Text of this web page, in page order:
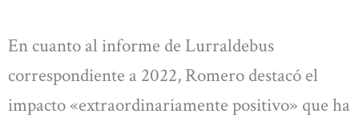
En cuanto al informe de Lurraldebus
correspondiente a 2022, Romero destacó el
impacto «extraordinariamente positivo» que ha